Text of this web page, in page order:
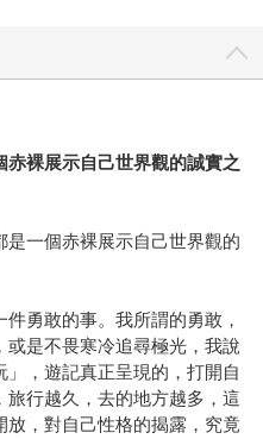
裸展示自己世界觀的誠實之
一個赤裸展示自己世界觀的
勇敢的事。我所謂的勇敢，
是不畏寒冷追尋極光，我說
，遊記真正呈現的，打開自
行越久，去的地方越多，這
，對自己性格的揭露，究竟